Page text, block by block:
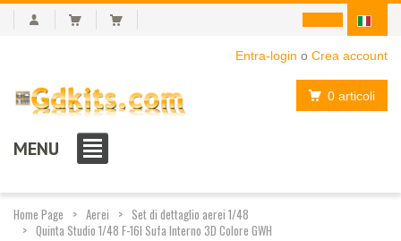
Entra-login o Crea account
0 articoli
MENU
Home Page Aerei
Set di dettaglio aerei 1/48
Quinta Studio 1/48 F-16I Sufa Interno 3D Colore GWH